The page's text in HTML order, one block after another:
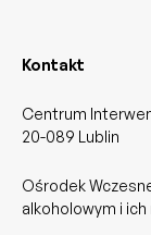
Kontakt
Centrum
20-089 Lublin
Ośrodek
alkoholowym i ich